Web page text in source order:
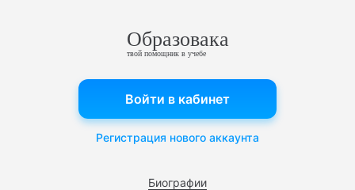
Образовака
твой помощник в учебе
Биографии
Войти в кабинет
Регистрация нового аккаунта